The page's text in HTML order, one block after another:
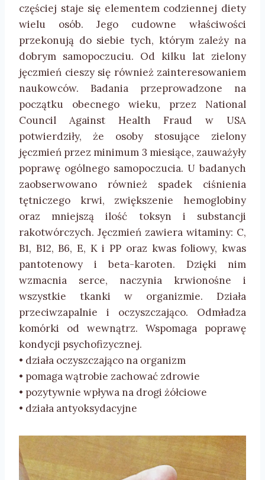
częściej staje się elementem codziennej diety
wielu osób. Jego cudowne właściwości
przekonują do siebie tych, którym zależy na
dobrym samopoczuciu. Od kilku lat zielony
jęczmień cieszy się również zainteresowaniem
naukowców. Badania przeprowadzone na
początku obecnego wieku, przez National
Council Against Health Fraud w USA
potwierdziły, że osoby stosujące zielony
jęczmień przez minimum 3 miesiące, zauważyły
poprawę ogólnego samopoczucia. U badanych
zaobserwowano również spadek ciśnienia
tętniczego krwi, zwiększenie hemoglobiny
oraz mniejszą ilość toksyn i substancji
rakotwórczych. Jęczmień zawiera witaminy: C,
B1, B12, B6, E, K i PP oraz kwas foliowy, kwas
pantotenowy i beta-karoten. Dzięki nim
wzmacnia serce, naczynia krwionośne i
wszystkie tkanki w organizmie. Działa
przeciwzapalnie i oczyszczająco. Odmładza
komórki od wewnątrz. Wspomaga poprawę
kondycji psychofizycznej.
• działa oczyszczająco na organizm
• pomaga wątrobie zachować zdrowie
• pozytywnie wpływa na drogi żółciowe
• działa antyoksydacyjne